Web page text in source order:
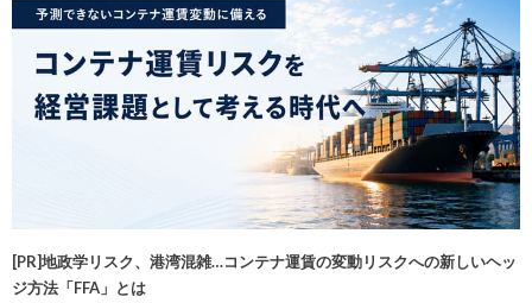
[PR]地政学リスク、港湾混雑…コンテナ運賃の変動リスクへの新しいヘッ
ジ方法「FFA」とは